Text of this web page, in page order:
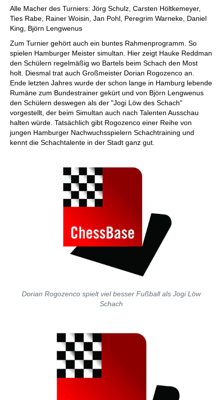
Alle Macher des Turniers: Jörg Schulz, Carsten Höltkemeyer,
Ties Rabe, Rainer Woisin, Jan Pohl, Peregrim Warneke, Daniel
King, Björn Lengwenus
Zum Turnier gehört auch ein buntes Rahmenprogramm. So
spielen Hamburger Meister simultan. Hier zeigt Hauke Reddman
den Schülern regelmäßig wo Bartels beim Schach den Most
holt. Diesmal trat auch Großmeister Dorian Rogozenco an.
Ende letzten Jahres wurde der schon lange in Hamburg lebende
Rumäne zum Bundestrainer gekürt und von Björn Lengwenus
den Schülern deswegen als der "Jogi Löw des Schach"
vorgestellt, der beim Simultan auch nach Talenten Ausschau
halten würde. Tatsächlich gibt Rogozenco einer Reihe von
jungen Hamburger Nachwuchsspielern Schachtraining und
kennt die Schachtalente in der Stadt ganz gut.
Dorian Rogozenco spielt viel besser Fußball als Jogi Löw
Schach